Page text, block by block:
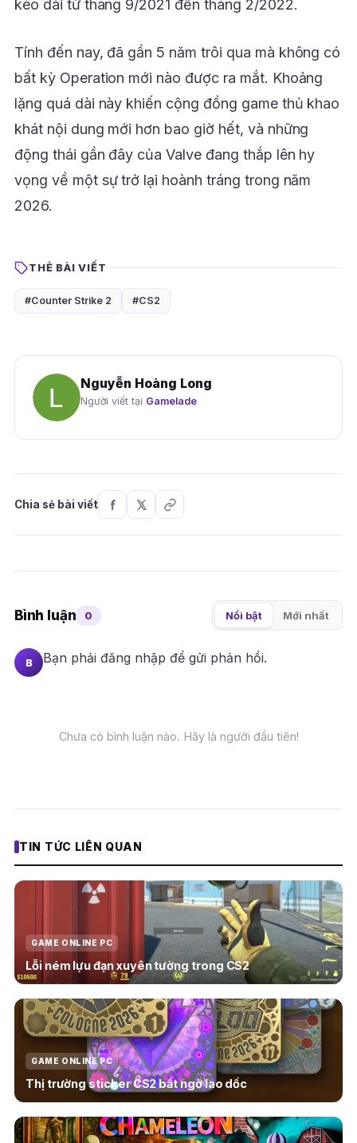
kéo dài từ tháng 9/2021 đến tháng 2/2022.
Tính đến nay, đã gần 5 năm trôi qua mà không có
bất kỳ Operation mới nào được ra mắt. Khoảng
lặng quá dài này khiến cộng đồng game thủ khao
khát nội dung mới hơn bao giờ hết, và những
động thái gần đây của Valve đang thắp lên hy
vọng về một sự trở lại hoành tráng trong năm
2026.
THẺ BÀI VIẾT
#Counter Strike 2 #CS2
Nguyễn Hoàng Long
Người viết tại Gamelade
Chia sẻ bài viết
Bình luận 0 Nổi bật Mới nhất
B Bạn phải đăng nhập để gửi phản hồi.
Chưa có bình luận nào. Hãy là người đầu tiên!
TIN TỨC LIÊN QUAN
GAME ONLINE PC
Lỗi ném lựu đạn xuyên tường trong CS2
GAME ONLINE PC
Thị trường sticker CS2 bất ngờ lao dốc